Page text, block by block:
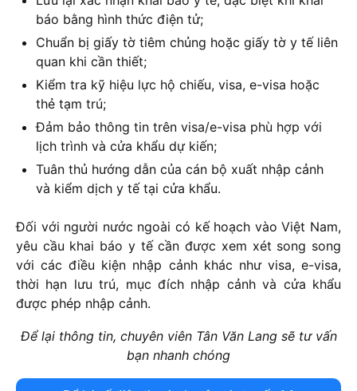
báo bằng hình thức điện tử;
Chuẩn bị giấy tờ tiêm chủng hoặc giấy tờ y tế liên
quan khi cần thiết;
Kiểm tra kỹ hiệu lực hộ chiếu, visa, e-visa hoặc
thẻ tạm trú;
Đảm bảo thông tin trên visa/e-visa phù hợp với
lịch trình và cửa khẩu dự kiến;
Tuân thủ hướng dẫn của cán bộ xuất nhập cảnh
và kiểm dịch y tế tại cửa khẩu.
Đối với người nước ngoài có kế hoạch vào Việt Nam,
yêu cầu khai báo y tế cần được xem xét song song
với các điều kiện nhập cảnh khác như visa, e-visa,
thời hạn lưu trú, mục đích nhập cảnh và cửa khẩu
được phép nhập cảnh.
Để lại thông tin, chuyên viên Tân Văn Lang sẽ tư vấn
bạn nhanh chóng